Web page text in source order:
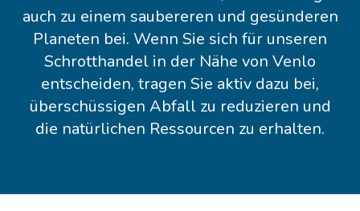
auch zu einem saubereren und gesünderen
Planeten bei. Wenn Sie sich für unseren
Schrotthandel in der Nähe von Venlo
entscheiden, tragen Sie aktiv dazu bei,
überschüssigen Abfall zu reduzieren und
die natürlichen Ressourcen zu erhalten.